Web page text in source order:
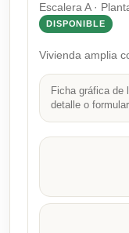
Escalera A ·
DISPONIBLE
Vivienda amplia
Ficha gráfica de
detalle o